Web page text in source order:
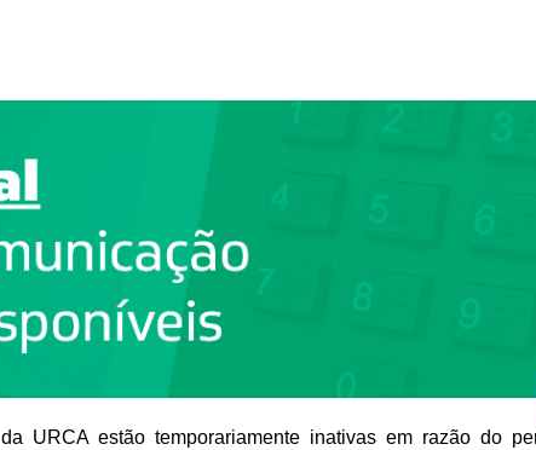
da URCA estão temporariamente inativas em razão do